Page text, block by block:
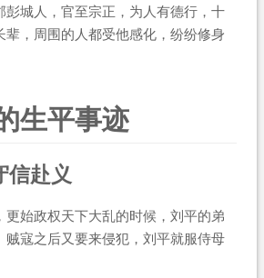
彭城人，官至宗正，为人有德行，十
辈，周围的人都受他感化，纷纷修身
生平事迹
信赴义
更始政权天下大乱的时候，刘平的弟
贼寇之后又要来侵犯，刘平就服侍母